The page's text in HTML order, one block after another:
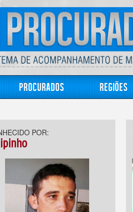
Procurados Regiões
POR: